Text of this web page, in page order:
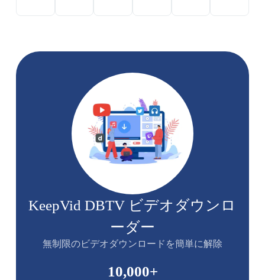
KeepVid DBTV ビデオダウンロ
ーダー
無制限のビデオダウンロードを簡単に解除
10,000+